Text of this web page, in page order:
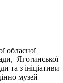
обласної
Яготинської
та з ініціативи
музей